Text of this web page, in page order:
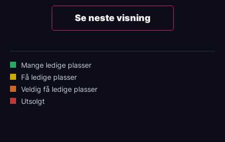
Se neste visning
Mange ledige plasser
Få ledige plasser
Veldig få ledige plasser
Utsolgt